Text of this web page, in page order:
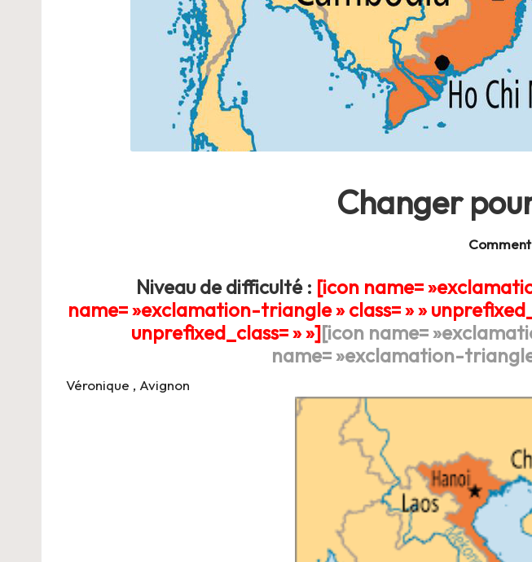
Changer
Niveau de difficulté : [icon name=
name= »exclamation-triangle » class= » »
unprefixed_class= » »][icon name=
name= »exclamation-triangle
Véronique , Avignon